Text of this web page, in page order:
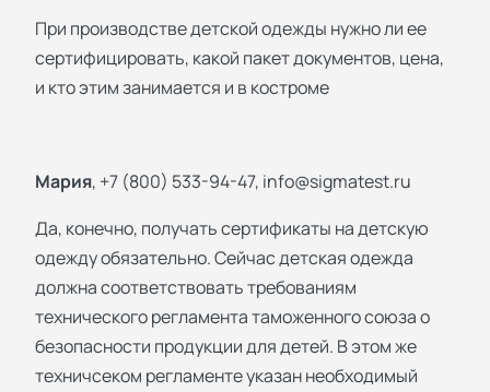
При производстве детской одежды нужно ли ее
сертифицировать, какой пакет документов, цена,
и кто этим занимается и в костроме
Мария, +7 (800) 533-94-47, info@sigmatest.ru
Да, конечно, получать сертификаты на детскую
одежду обязательно. Сейчас детская одежда
должна соответствовать требованиям
технического регламента таможенного союза о
безопасности продукции для детей. В этом же
техничсеком регламенте указан необходимый